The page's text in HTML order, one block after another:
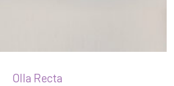
Olla Recta